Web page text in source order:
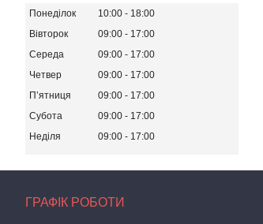
Понеділок 10:00
18:00
Вівторок
09:00
17:00
Середа
09:00
17:00
Четвер
09:00
17:00
Пʼятниця
09:00
17:00
Субота
09:00
17:00
Неділя
09:00 17:00
ГРАФІК РОБОТИ